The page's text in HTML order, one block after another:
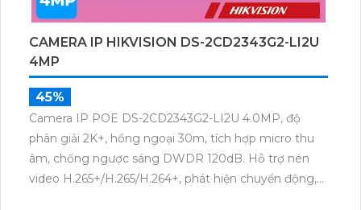
CAMERA IP HIKVISION DS-2CD2343G2-LI2U
4MP
45%
Camera IP POE DS-2CD2343G2-LI2U 4.0MP, độ
phân giải 2K+, hồng ngoại 30m, tích hợp micro thu
âm, chống ngược sáng DWDR 120dB. Hỗ trợ nén
video H.265+/H.265/H.264+, phát hiện chuyển động,